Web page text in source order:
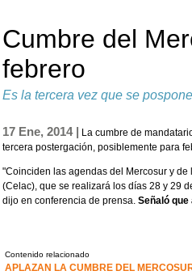
Cumbre del
febrero
Es la tercera vez que se
17 Ene, 2014 | La cumbre de
tercera postergación, posiblemente para
"Coinciden las agendas del Mercosur y
(Celac), que se realizará los días 28 y 29
dijo en conferencia de prensa. Señaló
Contenido relacionado
APLAZAN LA CUMBRE DEL